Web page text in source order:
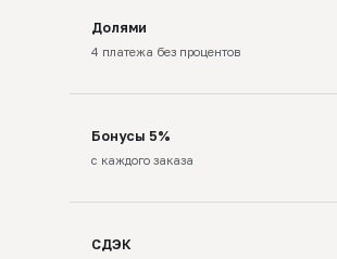
Долями
4 платежа без процентов
Бонусы 5%
с каждого заказа
СДЭК